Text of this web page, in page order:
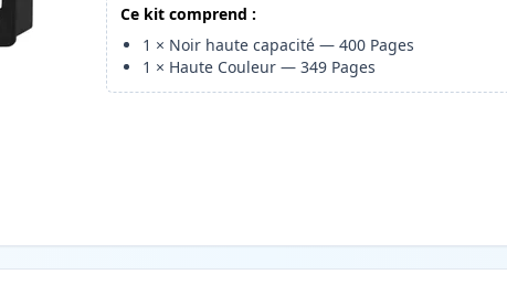
Ce kit comprend :
1 × Noir haute capacité —400 Pages
1 × Haute Couleur —349 Pages